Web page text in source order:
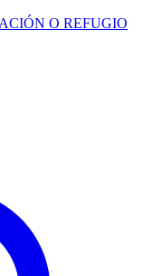
O REFUGIO